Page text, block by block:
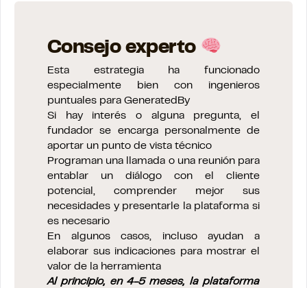
Consejo experto
Esta estrategia ha funcionado
especialmente bien con ingenieros
puntuales para GeneratedBy
Si hay interés o alguna pregunta, el
fundador se encarga personalmente de
aportar un punto de vista técnico
Programan una llamada o una reunión para
entablar un diálogo con el cliente
potencial, comprender mejor sus
necesidades y presentarle la plataforma si
es necesario
En algunos casos, incluso ayudan a
elaborar sus indicaciones para mostrar el
valor de la herramienta
Al principio, en 4-5 meses, la plataforma